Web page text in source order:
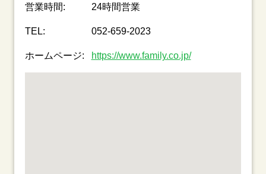
営業時間: 24時間営業
TEL: 052-659-2023
ホームページ: https://www.family.co.jp/